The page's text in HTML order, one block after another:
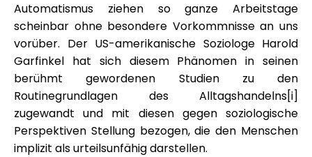
Automatismus ziehen so ganze Arbeitstage
scheinbar ohne besondere Vorkommnisse an uns
vorüber. Der US-amerikanische Soziologe Harold
Garfinkel hat sich diesem Phänomen in seinen
berühmt gewordenen Studien zu den
Routinegrundlagen des Alltagshandelns[i]
zugewandt und mit diesen gegen soziologische
Perspektiven Stellung bezogen, die den Menschen
implizit als urteilsunfähig darstellen.